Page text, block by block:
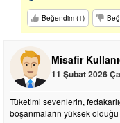
Beğendim (1)
Misafir
11 Şubat 2026
Tüketimi sevenlerin,
boşanmaların yüksek